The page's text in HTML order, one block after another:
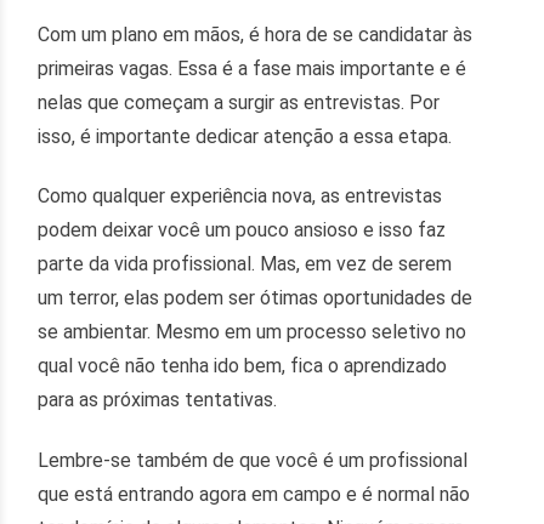
Com um plano em mãos, é hora de se candidatar às
primeiras vagas. Essa é a fase mais importante e é
nelas que começam a surgir as entrevistas. Por
isso, é importante dedicar atenção a essa etapa.
Como qualquer experiência nova, as entrevistas
podem deixar você um pouco ansioso e isso faz
parte da vida profissional. Mas, em vez de serem
um terror, elas podem ser ótimas oportunidades de
se ambientar. Mesmo em um processo seletivo no
qual você não tenha ido bem, fica o aprendizado
para as próximas tentativas.
Lembre-se também de que você é um profissional
que está entrando agora em campo e é normal não